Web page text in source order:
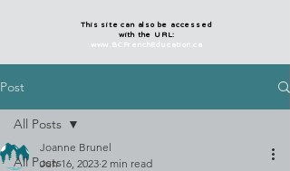
This site can also be accessed
with the URL:
www.BCFrenchEducation.ca
Post
All Posts
All Posts
Joanne Brunel
Jun 16, 2023 2 min read